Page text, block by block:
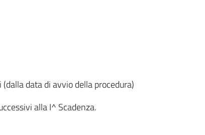
data di avvio della procedura)
alla I^ Scadenza.